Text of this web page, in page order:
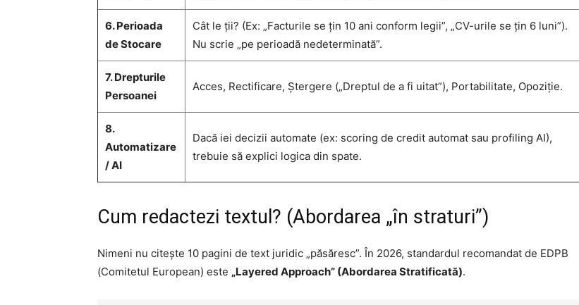
6. Perioada
de Stocare
Cât le ții? (Ex: „Facturile se țin 10 ani conform legii”, „CV-urile se țin 6 luni”).
Nu scrie „pe perioadă nedeterminată”.
7. Drepturile
Persoanei
Acces, Rectificare, Ștergere („Dreptul de a fi uitat”), Portabilitate, Opoziție.
8.
Automatizare
/ AI
Dacă iei decizii automate (ex: scoring de credit automat sau profiling AI),
trebuie să explici logica din spate.
Cum redactezi textul? (Abordarea „în straturi”)
Nimeni nu citește 10 pagini de text juridic „păsăresc”. În 2026, standardul recomandat de EDPB
(Comitetul European) este „Layered Approach” (Abordarea Stratificată).